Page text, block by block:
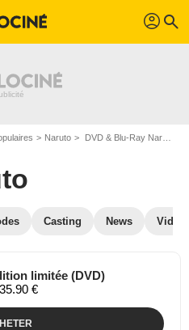
profil search
Naruto DVD & Blu-Ray Naruto
Casting News
limitée (DVD)
€